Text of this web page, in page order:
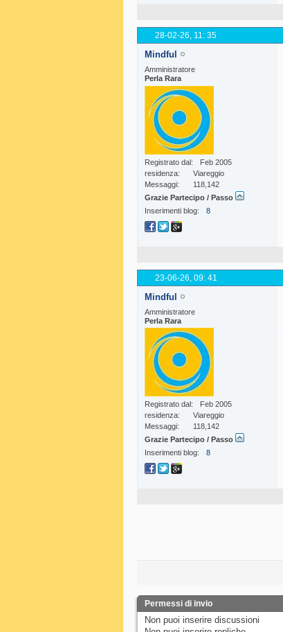
28-02-26, 11: 35
Mindful
Amministratore
Perla Rara
Registrato dal
Feb 2005
residenza
Viareggio
Messaggi
118,142
Grazie Partecipo / Passo
Inserimenti blog
8
23-06-26, 09: 41
Mindful
Amministratore
Perla Rara
Registrato dal
Feb 2005
residenza
Viareggio
Messaggi
118,142
Grazie Partecipo / Passo
Inserimenti blog
8
Permessi di invio
Non puoi inserire discussioni